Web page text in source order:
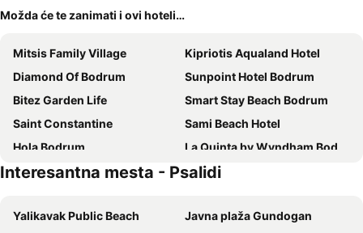
Možda će te zanimati i ovi hoteli…
Mitsis Family Village
Kipriotis Aqualand Hotel
Diamond Of Bodrum
Sunpoint Hotel Bodrum
Bitez Garden Life
Smart Stay Beach Bodrum
Saint Constantine
Sami Beach Hotel
Hola Bodrum
La Quinta by Wyndham Bodrum
Garden City Image
Selectum Collection Bodrum
Bleu Nuit Hotel Herşey Dahil
Kipriotis Maris Suites
Interesantna mesta - Psalidi
Yalikavak Public Beach
Javna plaža Gundogan